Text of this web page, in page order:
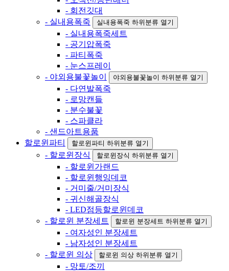
- 회전깃대
- 실내용폭죽
실내용폭죽 하위분류 열기
- 실내용폭죽세트
- 공기압폭죽
- 파티폭죽
- 눈스프레이
- 야외용불꽃놀이
야외용불꽃놀이 하위분류 열기
- 다연발폭죽
- 로망캔들
- 분수불꽃
- 스파클라
- 샌드아트용품
할로윈파티
할로윈파티 하위분류 열기
- 할로윈장식 할로윈장식 하위분류 열기
- 할로윈가랜드
- 할로윈행잉데코
- 거미줄/거미장식
- 귀신해골장식
- LED점등할로윈데코
- 할로윈 분장세트
할로윈 분장세트 하위분류 열기
- 여자성인 분장세트
- 남자성인 분장세트
- 할로윈 의상
할로윈 의상 하위분류 열기
- 망토/조끼